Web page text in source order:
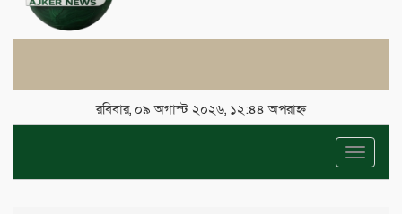
রবিবার, ০৯ অগাস্ট ২০২৬, ১২:৪৪ অপরাহ্ন
Toggle